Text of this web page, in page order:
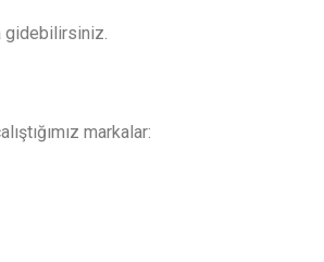
gidebilirsiniz.
markalar: